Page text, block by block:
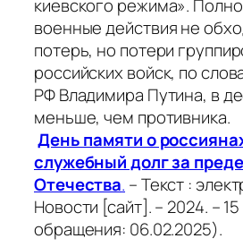
киевского режима».
военные действия не
потерь, но потери
российских войск, по
РФ Владимира Путина, в
меньше, чем противника.
День памяти о
служебный долг за
Отечества. – Текст :
Новости [сайт]. – 2024. –
обращения: 06.02.2025).